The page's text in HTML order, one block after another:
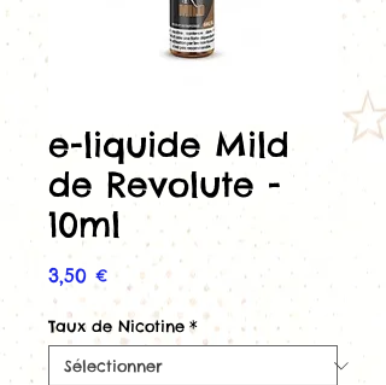
e-liquide Mild
de Revolute -
10ml
3,50 €Prix
Taux de Nicotine *